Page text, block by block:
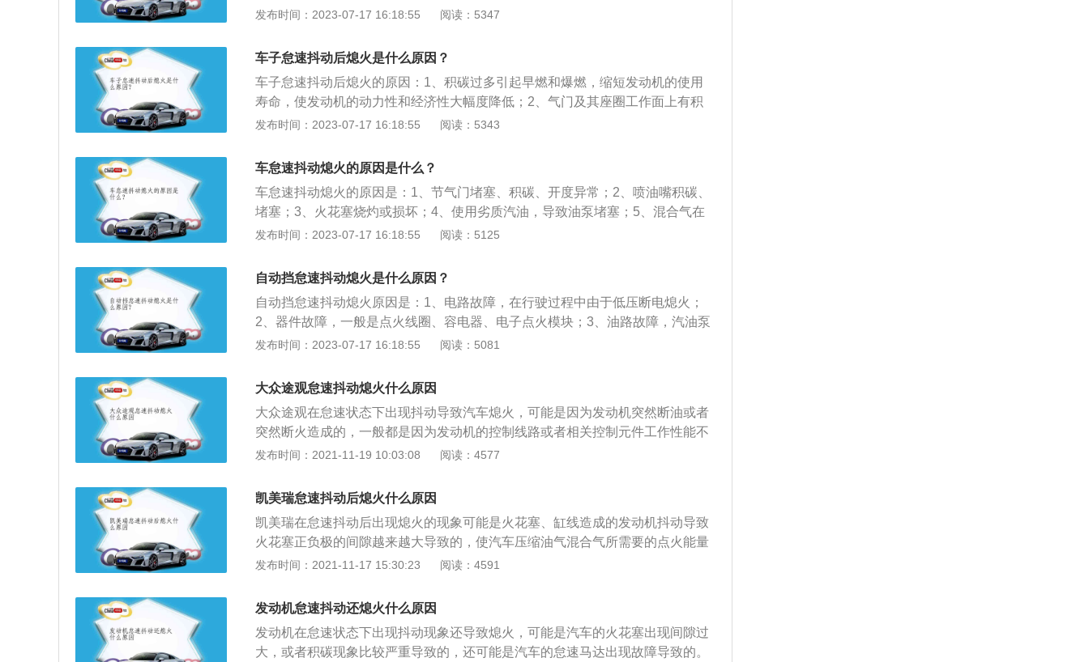
气缸内燃烧不充分。车子怠速熄火的解决办法是：1、定期清理节气门；2、定期
火是：发动机启动后，从低速到高速时运转良好，但当加速踏板松开后立即熄火
或者先是运转不稳继而熄火。
发布时间：2023-07-17 16:18:55 阅读：5347
车子怠速抖动后熄火是什么原因？
车子怠速抖动后熄火的原因：1、积碳过多引起早燃和爆燃，缩短发动机的使用
寿命，使发动机的动力性和经济性大幅度降低；2、气门及其座圈工作面上有积
碳，引起气门关闭不严而漏气，出现发动机难启动、工作无力以及气门易烧蚀等
甚至会引起气门杆在气门导管内运动发涩而卡死，产生粘气门的故障；4、火花
塞积碳多，造成火花塞漏电不能工作、发动机抖动等故障。
发布时间：2023-07-17 16:18:55 阅读：5343
车怠速抖动熄火的原因是什么？
车怠速抖动熄火的原因是：1、节气门堵塞、积碳、开度异常；2、喷油嘴积碳、
堵塞；3、火花塞烧灼或损坏；4、使用劣质汽油，导致油泵堵塞；5、混合气在
气缸内燃烧不充分。车怠速抖动熄火的解决办法：1、定期清理节气门；2、定期
后，从低速到高速时运转良好，但当加速踏板松开后就立即熄火或者先是运转不
稳继而熄火，这种现象可判定为怠速熄火故障。
发布时间：2023-07-17 16:18:55 阅读：5125
自动挡怠速抖动熄火是什么原因？
自动挡怠速抖动熄火原因是：1、电路故障，在行驶过程中由于低压断电熄火；
2、器件故障，一般是点火线圈、容电器、电子点火模块；3、油路故障，汽油泵
损坏、油管破裂、汽化器进油口堵塞、油箱没油等。解决方法是：1、清洗油
塞拆出清洗；3、对于油压不稳导致的怠速抖动问题，需要先排查测出供油系统
漏点，然后对喷油嘴进行雾化效果检测，必要时更换相应部件。
发布时间：2023-07-17 16:18:55 阅读：5081
大众途观怠速抖动熄火什么原因
大众途观在怠速状态下出现抖动导致汽车熄火，可能是因为发动机突然断油或者
突然断火造成的，一般都是因为发动机的控制线路或者相关控制元件工作性能不
稳定导致的。怠速是汽车的一种工作状况，是指发动机在空挡情况下运行。工作
发动机响声。发动机的怠速转速称为发动机的怠速转速，可以通过调整风门大小
来调整怠速转速的大小。当发动机在运转过程中放松油门踏板，发动机就会处于
怠速状态，调整怠速不能忽高忽低，会对发动机造成磨损。
发布时间：2021-11-19 10:03:08 阅读：4577
凯美瑞怠速抖动后熄火什么原因
凯美瑞在怠速抖动后出现熄火的现象可能是火花塞、缸线造成的发动机抖动导致
火花塞正负极的间隙越来越大导致的，使汽车压缩油气混合气所需要的点火能量
下降。凯美瑞是丰田旗下的中高级轿车车型，具有舒适的车内空间，出色的驾驶
置，汽车的官方售价在17.98万元至25.98万元，同级别车型有大众帕萨特和现代
索纳塔等。每一代凯美瑞的销售量都非常出色，赢得全球超过2000万车主的信
赖。丰田凯美瑞结合了丰田最新、最全面的设计理念打造而成，为汽车赋予更优
雅的气质，具有一贯的卓越品质。
发布时间：2021-11-17 15:30:23 阅读：4591
发动机怠速抖动还熄火什么原因
发动机在怠速状态下出现抖动现象还导致熄火，可能是汽车的火花塞出现间隙过
大，或者积碳现象比较严重导致的，还可能是汽车的怠速马达出现故障导致的。